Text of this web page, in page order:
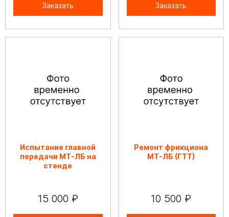
Заказать Заказать
Испытание главной
передачи МТ-ЛБ на
стенде
15 000 ₽
Ремонт фрикциона
МТ-ЛБ (ГТТ)
10 500 ₽